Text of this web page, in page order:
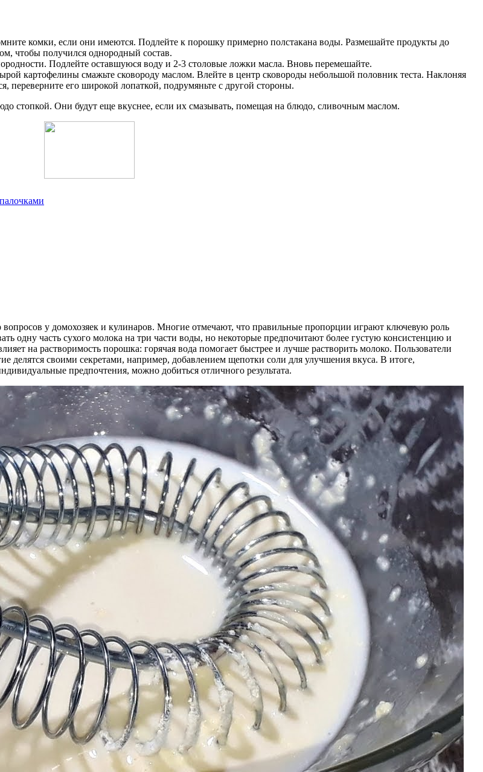
комки, если они имеются. Подлейте к порошку примерно полстакана воды. Размешайте продукты до
чтобы получился однородный состав.
Подлейте оставшуюся воду и 2-3 столовые ложки масла. Вновь перемешайте.
картофелины смажьте сковороду маслом. Влейте в центр сковороды небольшой половник теста. Наклоняя
переверните его широкой лопаткой, подрумяньте с другой стороны.
стопкой. Они будут еще вкуснее, если их смазывать, помещая на блюдо, сливочным маслом.
у домохозяек и кулинаров. Многие отмечают, что правильные пропорции играют ключевую роль
одну часть сухого молока на три части воды, но некоторые предпочитают более густую консистенцию и
на растворимость порошка: горячая вода помогает быстрее и лучше растворить молоко. Пользователи
делятся своими секретами, например, добавлением щепотки соли для улучшения вкуса. В итоге,
предпочтения, можно добиться отличного результата.